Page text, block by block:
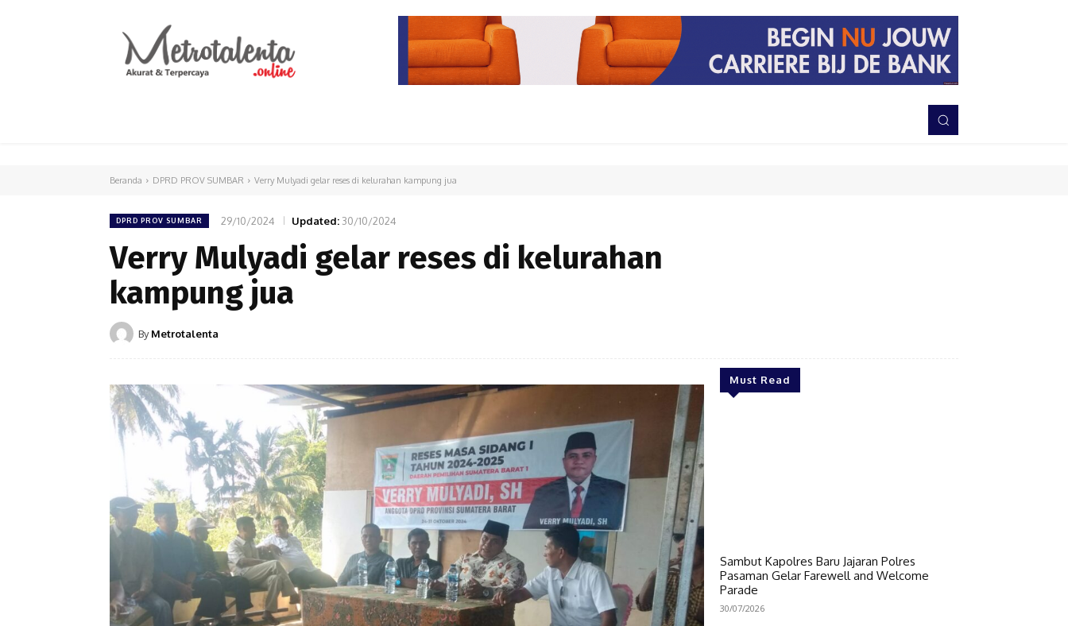
TNI-POLRI
Beranda DPRD PROV SUMBAR Verry Mulyadi gelar reses di kelurahan kampung jua
DPRD PROV SUMBAR 29/10/2024 Updated: 30/10/2024
Verry Mulyadi gelar reses di kelurahan
kampung jua
By Metrotalenta
Must Read
Sambut Kapolres Baru Jajaran Polres
Pasaman Gelar Farewell and Welcome
Parade
30/07/2026